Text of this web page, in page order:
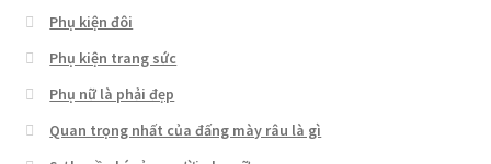
Phụ kiện đôi
Phụ kiện trang sức
Phụ nữ là phải đẹp
Quan trọng nhất của đấng mày râu là gì